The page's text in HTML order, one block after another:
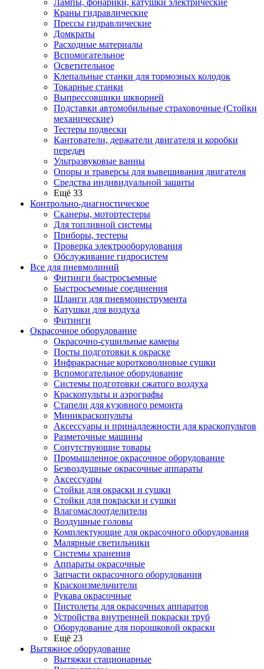
Лампы, фонарики, катушки электрические
Краны гидравлические
Прессы гидравлические
Домкраты
Расходные материалы
Вспомогательное
Осветительное
Клепальные станки для тормозных колодок
Токарные станки
Выпрессовщики шкворней
Подставки автомобильные страховочные (Стойки
механические)
Тестеры подвески
Кантователи, держатели двигателя и коробки
передач
Ультразвуковые ванны
Опоры и траверсы для вывешивания двигателя
Средства индивидуальной защиты
Ещё 33
Контрольно-диагностическое
Сканеры, мотортестеры
Для топливной системы
Приборы, тестеры
Проверка электрооборудования
Обслуживание гидросистем
Все для пневмолиний
Фитинги быстросъемные
Быстросъемные соединения
Шланги для пневмоинструмента
Катушки для воздуха
Фитинги
Окрасочное оборудование
Окрасочно-сушильные камеры
Посты подготовки к окраске
Инфракрасные коротковолновые сушки
Вспомогательное оборудование
Системы подготовки сжатого воздуха
Краскопульты и аэрографы
Стапели для кузовного ремонта
Миникраскопульты
Аксессуары и принадлежности для краскопультов
Разметочные машины
Сопутствующие товары
Промышленное окрасочное оборудование
Безвоздушные окрасочные аппараты
Аксессуары
Стойки для окраски и сушки
Стойки для покраски и сушки
Влагомаслоотделители
Воздушные головы
Комплектующие для окрасочного оборудования
Малярные светильники
Системы хранения
Аппараты окрасочные
Запчасти окрасочного оборудования
Краскоизмельчители
Рукава окрасочные
Пистолеты для окрасочных аппаратов
Устройства внутренней покраски труб
Оборудование для порошковой окраски
Ещё 23
Вытяжное оборудование
Вытяжки стационарные